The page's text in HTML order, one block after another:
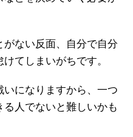
がない反面、自分で自分
てしまいがちです。
になりますから、一つ
人でないと難しいかも